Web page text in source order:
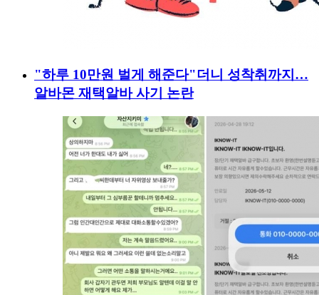
"하루 10만원 벌게 해준다"더니 성착취까지…
알바몬 재택알바 사기 논란